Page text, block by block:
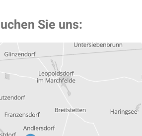
Sie uns: